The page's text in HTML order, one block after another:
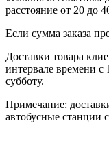
расстояние от 20
Если сумма заказа
Доставки товара
интервале времени с
субботу.
Примечание:
автобусные станции